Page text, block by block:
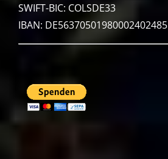
SWIFT-BIC: COLSDE33
IBAN: DE56370501980002402485